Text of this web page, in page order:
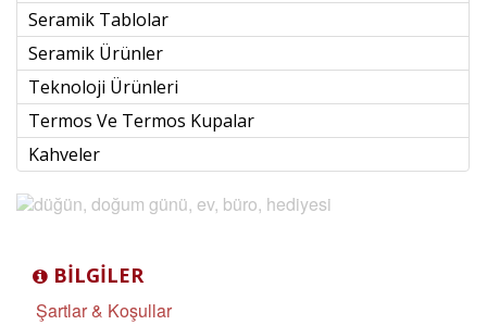
Seramik Tablolar
Seramik Ürünler
Teknoloji Ürünleri
Termos Ve Termos Kupalar
Kahveler
BILGILER
Şartlar & Koşullar